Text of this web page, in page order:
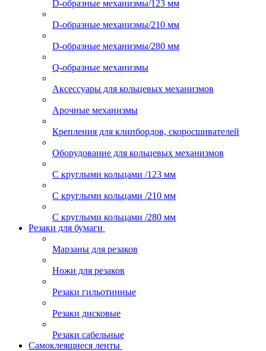
D-образные механизмы/123 мм
D-образные механизмы/210 мм
D-образные механизмы/280 мм
Q-образные механизмы
Аксессуары для кольцевых механизмов
Арочные механизмы
Крепления для клипбордов, скоросшивателей
Оборудование для кольцевых механизмов
С круглыми кольцами /123 мм
С круглыми кольцами /210 мм
С круглыми кольцами /280 мм
Резаки для бумаги
Марзаны для резаков
Ножи для резаков
Резаки гильотинные
Резаки дисковые
Резаки сабельные
Самоклеящиеся ленты